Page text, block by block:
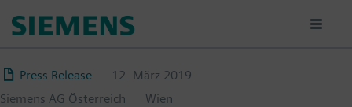
zum
Press Release
12. März 2019
Siemens AG Österreich
Wien